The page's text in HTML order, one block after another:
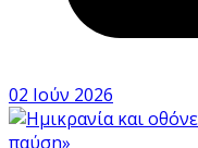
02 Ιούν 2026